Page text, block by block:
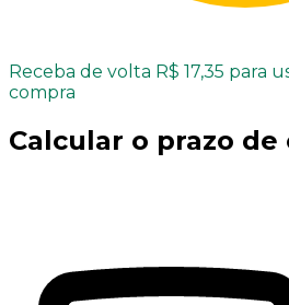
Receba de volta R$ 17,35 para
compra
Calcular o prazo